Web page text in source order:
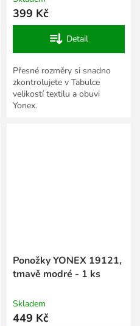
399 Kč
Detail
Přesné rozměry si snadno
zkontrolujete v Tabulce
velikostí textilu a obuvi
Yonex.
Ponožky YONEX 19121,
tmavě modré - 1 ks
Skladem
449 Kč